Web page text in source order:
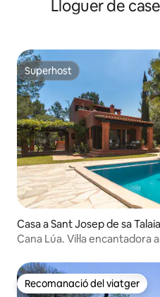
Lloguer de
Superhost
Superhost
Casa a Sant Josep de sa Talaia
Cana Lúa. Vil·la encantadora
Recomanació del viatger
Recomanació del viatger